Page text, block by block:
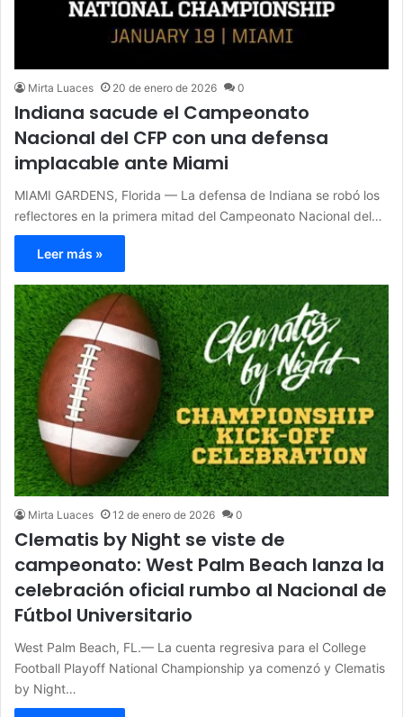
Mirta Luaces 20 de enero de 2026 0
Indiana sacude el Campeonato
Nacional del CFP con una defensa
implacable ante Miami
MIAMI GARDENS, Florida — La defensa de Indiana se robó los
reflectores en la primera mitad del Campeonato Nacional del…
Leer más »
Mirta Luaces 12 de enero de 2026 0
Clematis by Night se viste de
campeonato: West Palm Beach lanza la
celebración oficial rumbo al Nacional de
Fútbol Universitario
West Palm Beach, FL.— La cuenta regresiva para el College
Football Playoff National Championship ya comenzó y Clematis
by Night…